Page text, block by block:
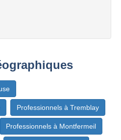
Professionnels à Tremblay
Professionnels à Montfermeil